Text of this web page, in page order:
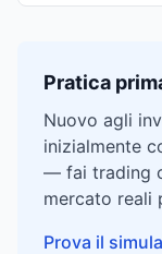
Pratica
Nuovo agli
inizialmente
— fai trading
mercato reali
Prova il